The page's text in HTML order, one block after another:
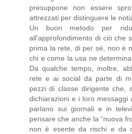
presuppone non essere
attrezzati per distinguere le
Un buon metodo per
all’approfondimento di ciò che
prima la rete, di per sé, non è
chi e come la usa ne
Da qualche tempo, inoltre,
rete e ai social da parte di
pezzi di classe dirigente che,
dichiarazioni e i loro
parlano sui giornali e in
pensare che anche la “nuova
non è esente da rischi e da